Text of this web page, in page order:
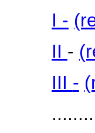
I -
II -
III -